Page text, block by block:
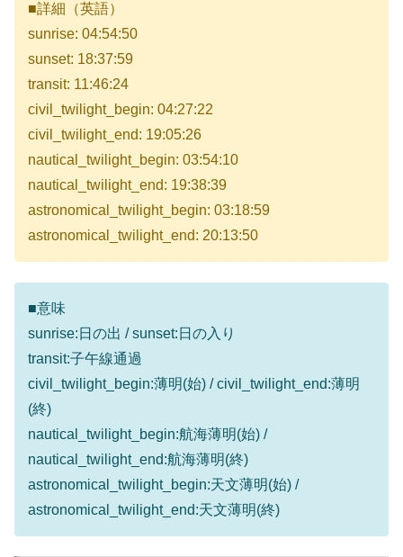
■詳細（英語）
sunrise: 04:54:50
sunset: 18:37:59
transit: 11:46:24
civil_twilight_begin: 04:27:22
civil_twilight_end: 19:05:26
nautical_twilight_begin: 03:54:10
nautical_twilight_end: 19:38:39
astronomical_twilight_begin: 03:18:59
astronomical_twilight_end: 20:13:50
■意味
sunrise:日の出 / sunset:日の入り
transit:子午線通過
civil_twilight_begin:薄明(始) / civil_twilight_end:薄明
(終)
nautical_twilight_begin:航海薄明(始) /
nautical_twilight_end:航海薄明(終)
astronomical_twilight_begin:天文薄明(始) /
astronomical_twilight_end:天文薄明(終)